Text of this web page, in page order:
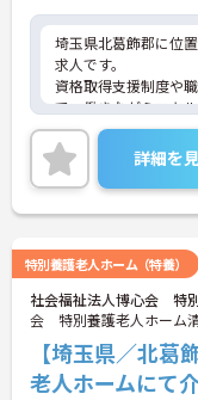
【リフレッシュ休暇
で、自分らしく無理
・年間107日の休日
ュ休暇が支給される
がらオンオフのメリ
・髪色やネイルなど
65歳・再雇用70歳ま
自身のスタイルを保
埼玉県北葛飾郡に位
求人です。
資格取得支援制度や
で、働きながらスキ
ご興味ある方はお気
詳細を
特別養護老人ホーム（特養）
社会福祉法人博心会 特
会 特別養護老人ホーム
【埼玉県／北
老人ホームにて